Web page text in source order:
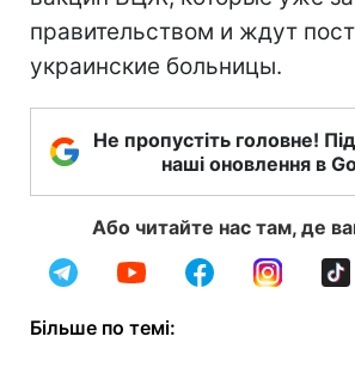
правительством и ждут
украинские больницы.
Не пропустіть головне!
наші оновлення в
Або читайте нас там, де
Більше по темі: